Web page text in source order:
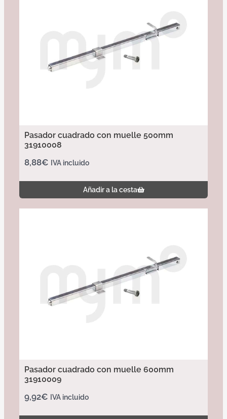
Pasador cuadrado con muelle 500mm
31910008
8,88€ IVA incluido
Añadir a la cesta
Pasador cuadrado con muelle 600mm
31910009
9,92€ IVA incluido